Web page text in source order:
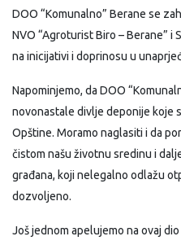
DOO “Komunalno” Berane se
NVO “Agroturist Biro – Berane” i
na inicijativi i doprinosu u
Napominjemo, da DOO
novonastale divlje deponije koje
Opštine. Moramo naglasiti i da
čistom našu životnu sredinu i
građana, koji nelegalno odlažu
dozvoljeno.
Još jednom apelujemo na ovaj